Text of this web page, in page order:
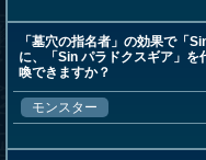
「墓穴の指名者」の効果で「
に、「Sin パラドクスギア」
喚できますか？
モンスター